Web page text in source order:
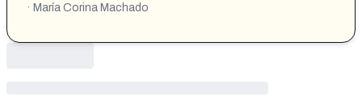
· María Corina Machado